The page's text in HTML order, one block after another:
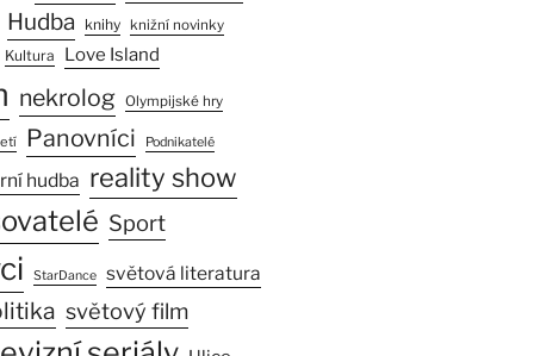
Hudba knihy knižní novinky
Kultura Love Island
nekrolog Olympijské hry
Panovníci Podnikatelé
hudba reality show
Sport
StarDance světová literatura
světový film